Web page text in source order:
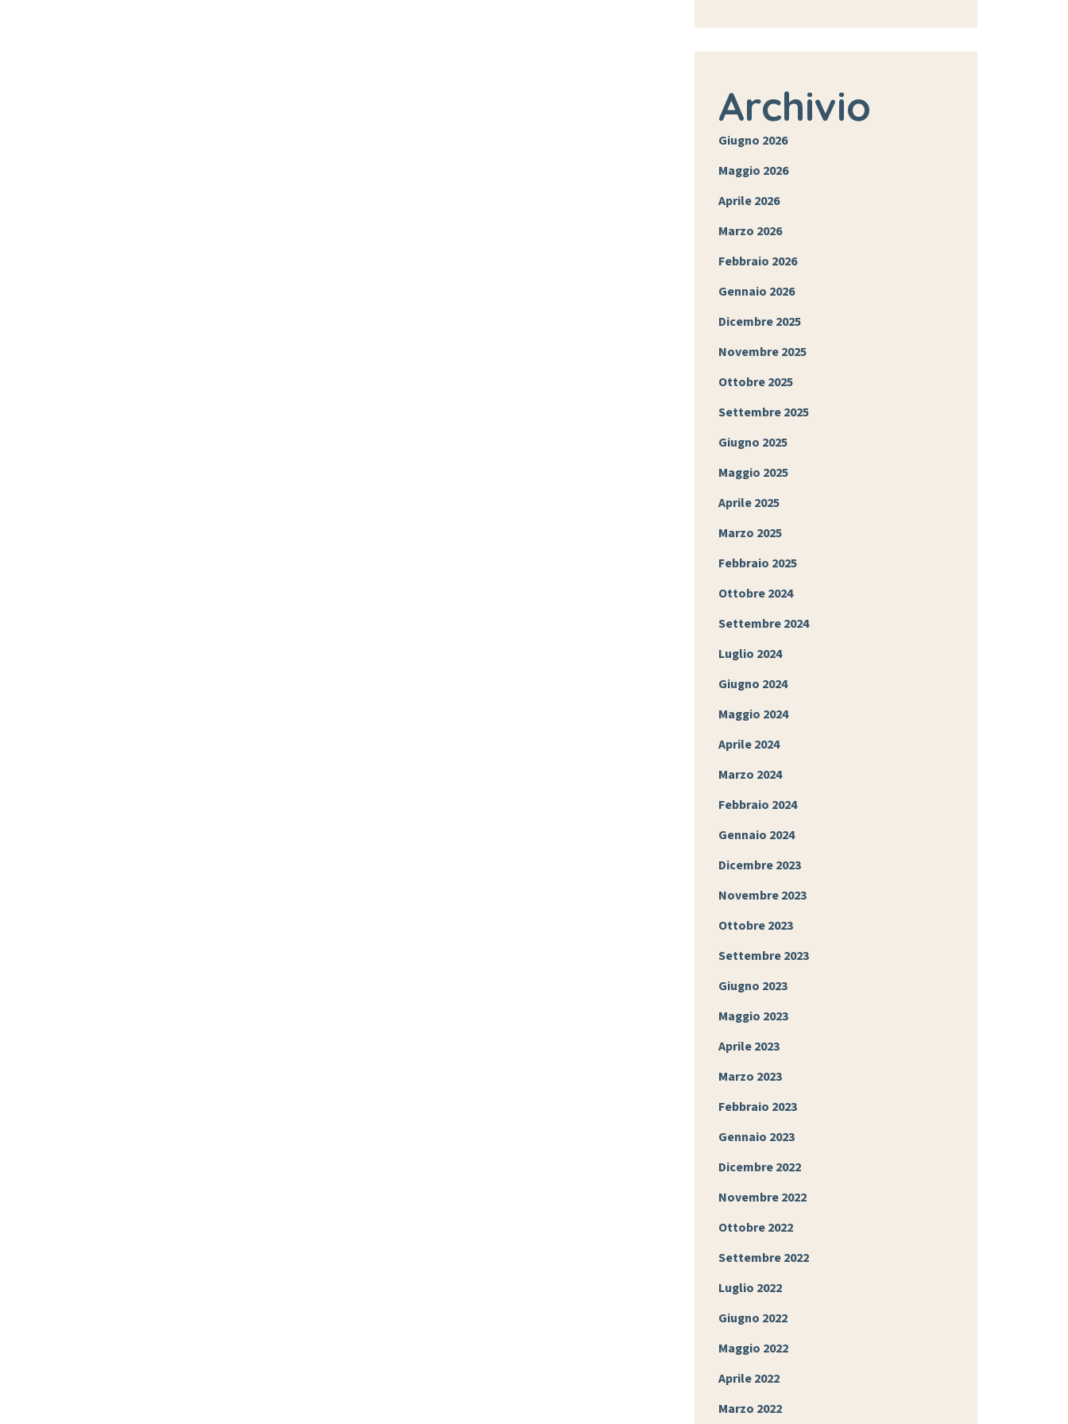
Archivio
Giugno 2026
Maggio 2026
Aprile 2026
Marzo 2026
Febbraio 2026
Gennaio 2026
Dicembre 2025
Novembre 2025
Ottobre 2025
Settembre 2025
Giugno 2025
Maggio 2025
Aprile 2025
Marzo 2025
Febbraio 2025
Ottobre 2024
Settembre 2024
Luglio 2024
Giugno 2024
Maggio 2024
Aprile 2024
Marzo 2024
Febbraio 2024
Gennaio 2024
Dicembre 2023
Novembre 2023
Ottobre 2023
Settembre 2023
Giugno 2023
Maggio 2023
Aprile 2023
Marzo 2023
Febbraio 2023
Gennaio 2023
Dicembre 2022
Novembre 2022
Ottobre 2022
Settembre 2022
Luglio 2022
Giugno 2022
Maggio 2022
Aprile 2022
Marzo 2022